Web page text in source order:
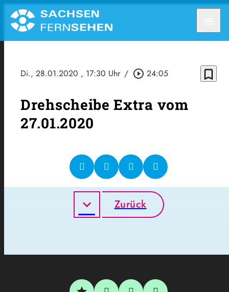
Di., 28.01.2020 , 17:30 Uhr / play_circle_outline 24:05 bookmark_border
Drehscheibe Extra vom
27.01.2020
Zurück